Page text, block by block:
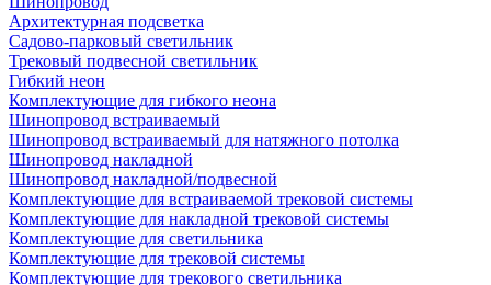
Архитектурная подсветка
Садово-парковый светильник
Трековый подвесной светильник
Гибкий неон
Комплектующие для гибкого неона
Шинопровод встраиваемый
Шинопровод встраиваемый для натяжного потолка
Шинопровод накладной
Шинопровод накладной/подвесной
Комплектующие для встраиваемой трековой системы
Комплектующие для накладной трековой системы
Комплектующие для светильника
Комплектующие для трековой системы
Комплектующие для трекового светильника